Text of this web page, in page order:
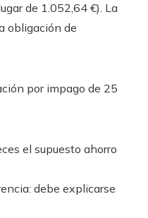
de 1.052,64 €). La
obligación de
por impago de 25
el supuesto ahorro
debe explicarse